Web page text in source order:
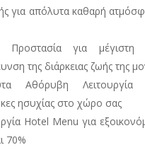
για απόλυτα καθαρή
Προστασία για μέγιστη
της διάρκειας ζωής της
Αθόρυβη Λειτουργία
ησυχίας στο χώρο σας
Hotel Menu για
70%